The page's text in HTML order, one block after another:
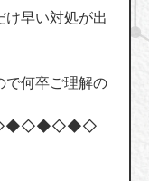
け早い対処が出
で何卒ご理解の